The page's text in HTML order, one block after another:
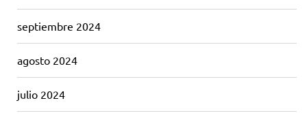
septiembre 2024
agosto 2024
julio 2024